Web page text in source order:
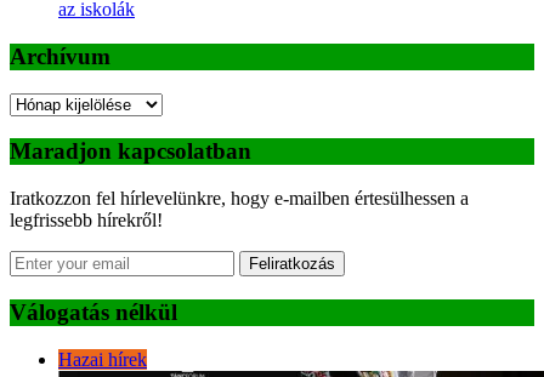
az iskolák
Archívum
Archívum
Maradjon kapcsolatban
Iratkozzon fel hírlevelünkre, hogy e-mailben értesülhessen a
legfrissebb hírekről!
Feliratkozás
Válogatás nélkül
Hazai hírek